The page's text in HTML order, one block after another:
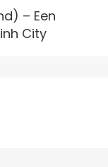
– Een
City